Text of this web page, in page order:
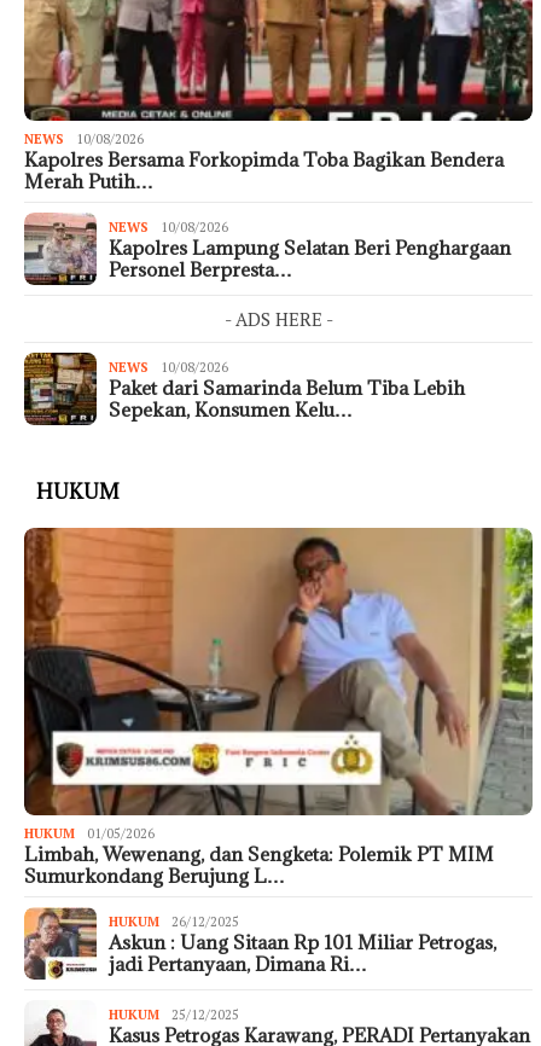
NEWS 10/08/2026
Kapolres Bersama Forkopimda Toba Bagikan Bendera
Merah Putih…
NEWS 10/08/2026
Kapolres Lampung Selatan Beri Penghargaan
Personel Berpresta…
- ADS HERE -
NEWS 10/08/2026
Paket dari Samarinda Belum Tiba Lebih
Sepekan, Konsumen Kelu…
HUKUM
HUKUM 01/05/2026
Limbah, Wewenang, dan Sengketa: Polemik PT MIM
Sumurkondang Berujung L…
HUKUM 26/12/2025
Askun : Uang Sitaan Rp 101 Miliar Petrogas,
jadi Pertanyaan, Dimana Ri…
HUKUM 25/12/2025
Kasus Petrogas Karawang, PERADI Pertanyakan